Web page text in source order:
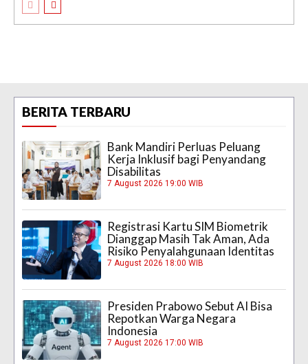
BERITA TERBARU
Bank Mandiri Perluas Peluang
Kerja Inklusif bagi Penyandang
Disabilitas
7 August 2026 19:00 WIB
Registrasi Kartu SIM Biometrik
Dianggap Masih Tak Aman, Ada
Risiko Penyalahgunaan Identitas
7 August 2026 18:00 WIB
Presiden Prabowo Sebut AI Bisa
Repotkan Warga Negara
Indonesia
7 August 2026 17:00 WIB